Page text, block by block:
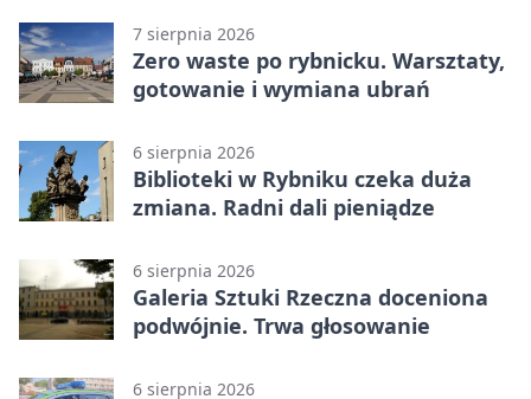
7 sierpnia 2026
Zero waste po rybnicku. Warsztaty,
gotowanie i wymiana ubrań
6 sierpnia 2026
Biblioteki w Rybniku czeka duża
zmiana. Radni dali pieniądze
6 sierpnia 2026
Galeria Sztuki Rzeczna doceniona
podwójnie. Trwa głosowanie
6 sierpnia 2026